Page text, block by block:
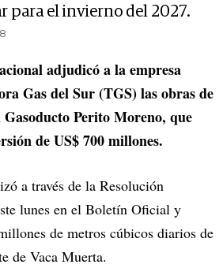
para el invierno del 2027.
adjudicó a la empresa
Gas del Sur (TGS) las obras de
Gasoducto Perito Moreno, que
de US$ 700 millones.
a través de la Resolución
lunes en el Boletín Oficial y
de metros cúbicos diarios de
de Vaca Muerta.